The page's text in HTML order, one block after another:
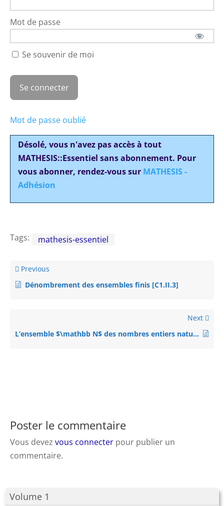
Volume 1
Mot de passe
Se souvenir de moi
Mot de passe oublié
Désolé, vous n'avez pas accès à tout
MATHESIS::Essentiel sans abonnement. Pour
vous abonner, rendez-vous sur MATHESIS -
Adhésion
Tags: mathesis-essentiel
Previous
Dénombrement des ensembles finis [C1.II.3]
Next
L’ensemble $\mathbb N$ des nombres entiers naturels
Poster le commentaire
Vous devez vous connecter pour publier un
commentaire.